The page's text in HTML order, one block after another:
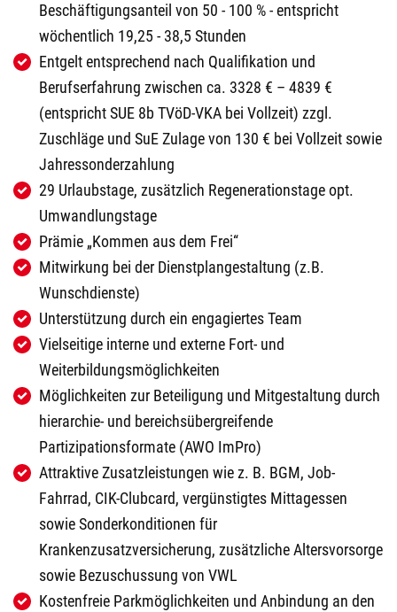
Beschäftigungsanteil von 50 - 100 % - entspricht
wöchentlich 19,25 - 38,5 Stunden
Entgelt entsprechend nach Qualifikation und
Berufserfahrung zwischen ca. 3328 € – 4839 €
(entspricht SUE 8b TVöD-VKA bei Vollzeit) zzgl.
Zuschläge und SuE Zulage von 130 € bei Vollzeit sowie
Jahressonderzahlung
29 Urlaubstage, zusätzlich Regenerationstage opt.
Umwandlungstage
Prämie„Kommen aus dem Frei“
Mitwirkung bei der Dienstplangestaltung (z.B.
Wunschdienste)
Unterstützung durch ein engagiertes Team
Vielseitige interne und externe Fort- und
Weiterbildungsmöglichkeiten
Möglichkeiten zur Beteiligung und Mitgestaltung durch
hierarchie- und bereichsübergreifende
Partizipationsformate (AWO ImPro)
Attraktive Zusatzleistungen wie z. B. BGM, Job-
Fahrrad, CIK-Clubcard, vergünstigtes Mittagessen
sowie Sonderkonditionen für
Krankenzusatzversicherung, zusätzliche Altersvorsorge
sowie Bezuschussung von VWL
Kostenfreie Parkmöglichkeiten und Anbindung an den